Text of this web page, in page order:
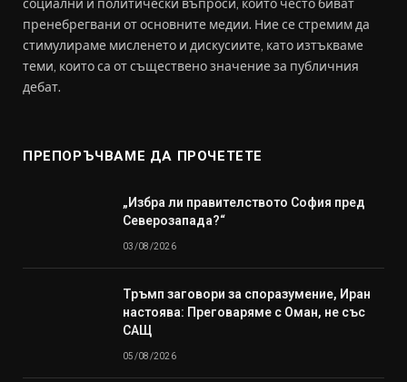
социални и политически въпроси, които често биват
пренебрегвани от основните медии. Ние се стремим да
стимулираме мисленето и дискусиите, като изтъкваме
теми, които са от съществено значение за публичния
дебат.
ПРЕПОРЪЧВАМЕ ДА ПРОЧЕТЕТЕ
„Избра ли правителството София пред
Северозапада?“
03/08/2026
Тръмп заговори за споразумение, Иран
настоява: Преговаряме с Оман, не със
САЩ
05/08/2026